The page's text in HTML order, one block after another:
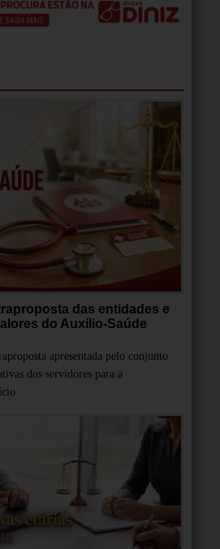
das entidades e
do Auxílio-Saúde
apresentada pelo conjunto
dos servidores para a